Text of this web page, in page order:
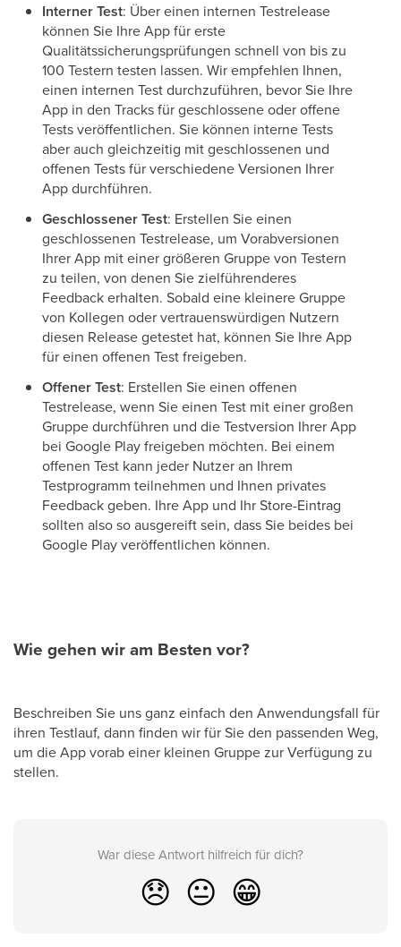
Interner Test: Über einen internen Testrelease
können Sie Ihre App für erste
Qualitätssicherungsprüfungen schnell von bis zu
100 Testern testen lassen. Wir empfehlen Ihnen,
einen internen Test durchzuführen, bevor Sie Ihre
App in den Tracks für geschlossene oder offene
Tests veröffentlichen. Sie können interne Tests
aber auch gleichzeitig mit geschlossenen und
offenen Tests für verschiedene Versionen Ihrer
App durchführen.
Geschlossener Test: Erstellen Sie einen
geschlossenen Testrelease, um Vorabversionen
Ihrer App mit einer größeren Gruppe von Testern
zu teilen, von denen Sie zielführenderes
Feedback erhalten. Sobald eine kleinere Gruppe
von Kollegen oder vertrauenswürdigen Nutzern
diesen Release getestet hat, können Sie Ihre App
für einen offenen Test freigeben.
Offener Test: Erstellen Sie einen offenen
Testrelease, wenn Sie einen Test mit einer großen
Gruppe durchführen und die Testversion Ihrer App
bei Google Play freigeben möchten. Bei einem
offenen Test kann jeder Nutzer an Ihrem
Testprogramm teilnehmen und Ihnen privates
Feedback geben. Ihre App und Ihr Store-Eintrag
sollten also so ausgereift sein, dass Sie beides bei
Google Play veröffentlichen können.
Wie gehen wir am Besten vor?
Beschreiben Sie uns ganz einfach den Anwendungsfall für
ihren Testlauf, dann finden wir für Sie den passenden Weg,
um die App vorab einer kleinen Gruppe zur Verfügung zu
stellen.
War diese Antwort hilfreich für dich?
😞 😐 😁